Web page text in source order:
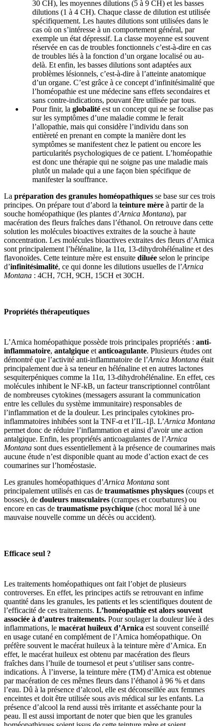
30 CH), les moyennes dilutions (5 à 9 CH) et les basses
dilutions (1 à 4 CH). Chaque classe de dilution est utilisée
spécifiquement. Les hautes dilutions sont utilisées dans le
cas où on s’intéresse à un comportement général, par
exemple un état dépressif. La classe moyenne est souvent
réservée en cas de troubles fonctionnels c’est-à-dire en cas
de troubles liés à la fonction d’un organe localisé ou au-
delà. Et enfin, les basses dilutions sont adaptées aux
problèmes lésionnels, c’est-à-dire à l’atteinte anatomique
d’un organe. C’est grâce à ce concept d’infinitésimalité que
l’homéopathie est une médecine sans effets secondaires et
sans contre-indications, pouvant être utilisée par tous.
Pour finir, la globalité est un concept qui ne se focalise pas
sur les symptômes d’une maladie comme le ferait
l’allopathie, mais qui considère l’individu dans son
entièreté en prenant en compte la manière dont les
symptômes se manifestent chez le patient ou encore les
particularités psychologiques de ce patient. L’homéopathie
est donc une thérapie qui ne soigne pas une maladie mais
plutôt un malade qui a une façon bien spécifique de
manifester la souffrance.
La préparation des granules homéopathiques se base sur ces trois
principes. On prépare tout d’abord la teinture mère à partir de la
souche homéopathique (les plantes d’Arnica Montana), par
macération des fleurs fraîches dans l’éthanol. On retrouve dans cette
solution les molécules bioactives extraites de la souche à haute
concentration. Les molécules bioactives extraites des fleurs d’Arnica
sont principalement l’hélénaline, la 11α, 13-dihydrohélénaline et des
flavonoïdes. Cette teinture mère est ensuite diluée selon le principe
d’infinitésimalité, ce qui donne les dilutions usuelles de l’Arnica
Montana : 4CH, 7CH, 9CH, 15CH et 30CH.
Propriétés thérapeutiques
L’Arnica homéopathique possède trois principales propriétés : anti-
inflammatoire, antalgique et anticoagulante. Plusieurs études ont
démontré que l’activité anti-inflammatoire de l’Arnica Montana était
principalement due à sa teneur en hélénaline et en autres lactones
sesquiterpéniques comme la 11α, 13-dihydrohélénaline. En effet, ces
molécules inhibent le NF-kB, un facteur transcriptionnel contrôlant
de nombreuses cytokines (messagers assurant la communication
entre les cellules du système immunitaire) responsables de
l’inflammation et de la douleur. Les principales cytokines pro-
inflammatoires inhibées sont la TNF-α et l’IL-1β. L’Arnica Montana
permet donc de réduire l’inflammation et ainsi d’avoir une action
antalgique. Enfin, les propriétés anticoagulantes de l’Arnica
Montana sont dues essentiellement à la présence de coumarines mais
aucune étude n’est disponible quant au mode d’action exact de ces
coumarines sur l’homéostasie.
Les granules homéopathiques d’Arnica Montana sont
principalement utilisés en cas de traumatismes physiques (coups et
bosses), de douleurs musculaires (crampes et courbatures) ou
encore en cas de traumatisme psychique (choc moral lié à une
mauvaise nouvelle comme un décès ou accident).
Efficace seul ?
Les traitements homéopathiques ont fait l’objet de plusieurs
controverses. En effet, les principes actifs se retrouvant en infime
quantité dans les granules, les patients et les scientifiques doutent de
l’efficacité de ces traitements. L’homéopathie est alors souvent
associée à d’autres traitements. Pour soulager la douleur liée à des
inflammations, le macérat huileux d’Arnica est souvent conseillé
en usage cutané en complément de l’Arnica homéopathique. On
préfère souvent le macérat huileux à la teinture mère d’Arnica. En
effet, le macérat huileux est obtenu par macération des fleurs
fraîches dans l’huile de tournesol et peut s’utiliser sans contre-
indications. À l’inverse, la teinture mère (TM) d’Arnica est obtenue
par macération de ces mêmes fleurs dans l’éthanol à 96 % et dans
l’eau. Dû à la présence d’alcool, elle est déconseillée aux femmes
enceintes et doit être utilisée sous avis médical sur les enfants. La
présence d’alcool la rend aussi très irritante et asséchante pour la
peau. Il est aussi important de noter que bien que les granules